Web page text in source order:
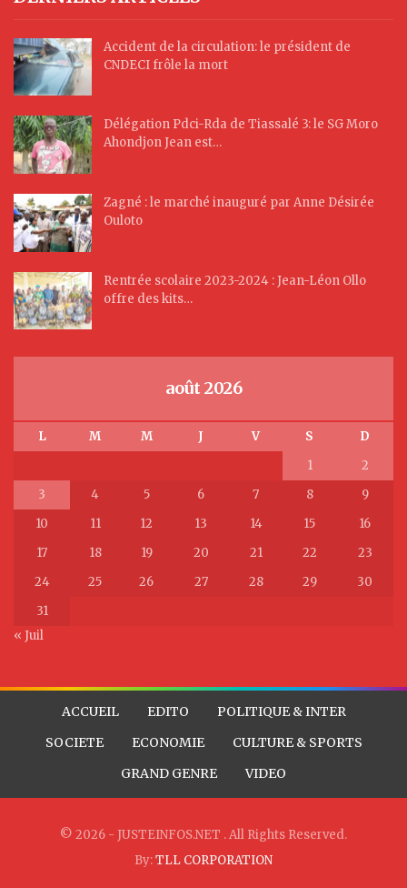
Accident de la circulation: le président de
CNDECI frôle la mort
Délégation Pdci-Rda de Tiassalé 3: le SG Moro
Ahondjon Jean est…
Zagné : le marché inauguré par Anne Désirée
Ouloto
Rentrée scolaire 2023-2024 : Jean-Léon Ollo
offre des kits…
août 2026
L M M J V S
D
1
2
3
4 5 6 7 8
9
10
11 12 13 14 15
16
17
18 19 20 21 22
23
24
25 26 27 28 29
30
31
« Juil
ACCUEIL EDITO
POLITIQUE & INTER
SOCIETE
ECONOMIE
CULTURE & SPORTS
GRAND GENRE
VIDEO
© 2026 - JUSTEINFOS.NET . All Rights Reserved.
By:TLL CORPORATION